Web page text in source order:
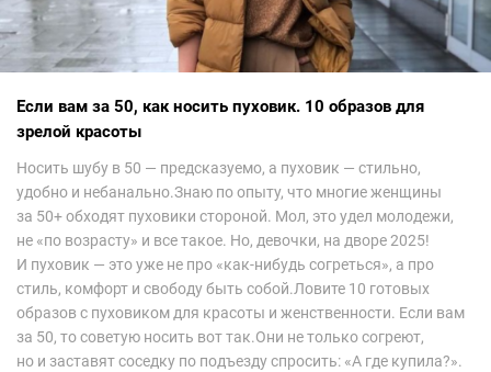
Если вам за 50, как носить пуховик. 10 образов для
зрелой красоты
Носить шубу в 50 — предсказуемо, а пуховик — стильно,
удобно и небанально.Знаю по опыту, что многие женщины
за 50+ обходят пуховики стороной. Мол, это удел молодежи,
не «по возрасту» и все такое. Но, девочки, на дворе 2025!
И пуховик — это уже не про «как-нибудь согреться», а про
стиль, комфорт и свободу быть собой.Ловите 10 готовых
образов с пуховиком для красоты и женственности. Если вам
за 50, то советую носить вот так.Они не только согреют,
но и заставят соседку по подъезду спросить: «А где купила?».